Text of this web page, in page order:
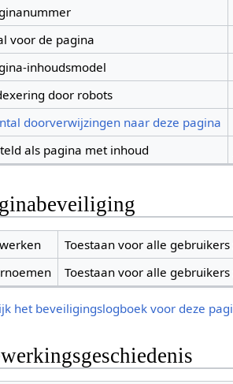
voor de pagina
inhoudsmodel
door robots
doorverwijzingen naar deze pagina
als pagina met inhoud
Toestaan voor alle
Toestaan voor alle
het beveiligingslogboek voor deze